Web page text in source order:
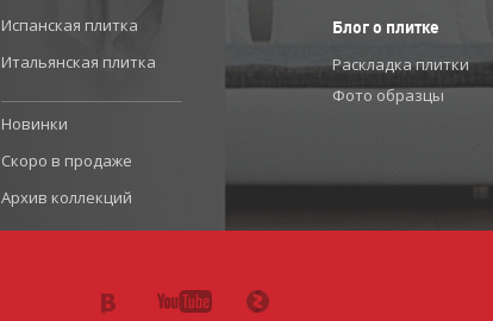
Испанская плитка
Итальянская плитка
Новинки
Скоро в продаже
Архив коллекций
Блог о плитке
Раскладка плитки
Фото образцы